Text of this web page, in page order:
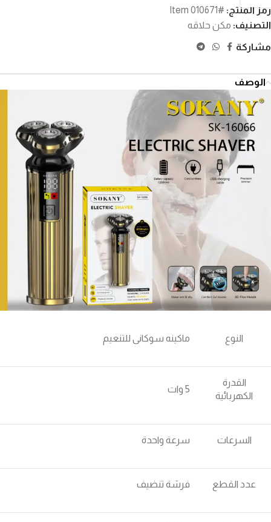
رمز المنتج: #Item 010671
التصنيف: مكن حلاقه
مشاركة
الوصف
النوع ماكينه سوكانى للتنعيم
القدرة
الكهربائية
5 وات
السرعات سرعة واحدة
عدد القطع فرشة تنضيف